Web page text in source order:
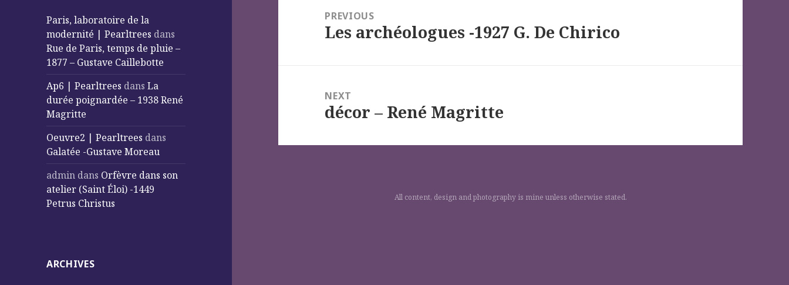
Paris, laboratoire de la
modernité | Pearltrees dans
Rue de Paris, temps de pluie –
1877 – Gustave Caillebotte
Ap6 | Pearltrees dansLa
durée poignardée – 1938 René
Magritte
Oeuvre2 | Pearltrees dans
Galatée -Gustave Moreau
admin dans Orfèvre dans son
atelier (Saint Éloi) -1449
Petrus Christus
ARCHIVES
l’article
PREVIOUS
Previous
Les archéologues -1927 G. De Chirico
NEXT
Next
décor – René Magritte
All content, design and photography is mine unless otherwise stated.